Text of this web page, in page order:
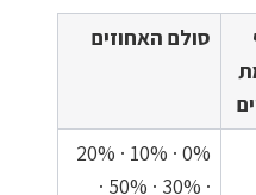
סולם האחוזים
0% · 10% · 20%
· 30% · 50% ·